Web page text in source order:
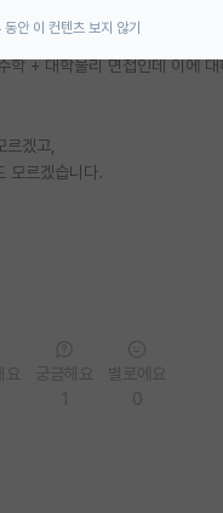
+ 대학물리 면접인데 이에
겠고,
모르겠습니다.
동안 이 컨텐츠 보지 않기